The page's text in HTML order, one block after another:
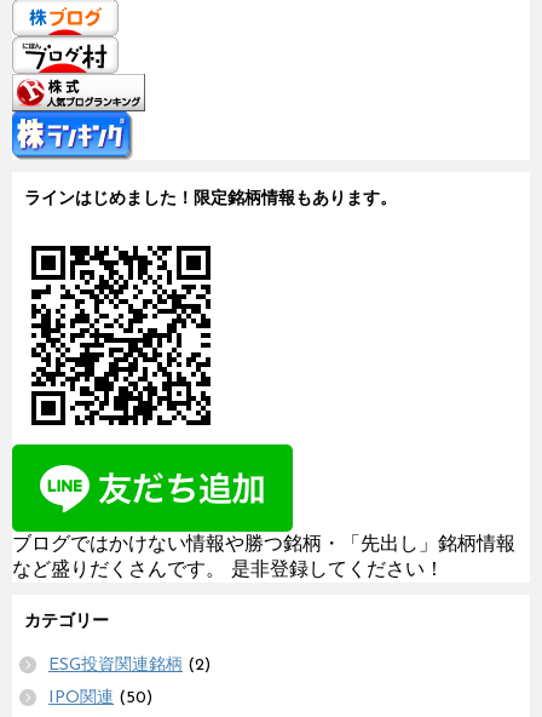
ラインはじめました！限定銘柄情報もあります。
ブログではかけない情報や勝つ銘柄・「先出し」銘柄情報
など盛りだくさんです。 是非登録してください！
カテゴリー
ESG投資関連銘柄 (2)
IPO関連 (50)